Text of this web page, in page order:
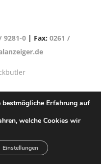
9281-0 | Fax: 0261 /
für Anzeigenblätter
| 56072 Koblenz
Erfahrung auf
welche Cookies wir
Einstellungen